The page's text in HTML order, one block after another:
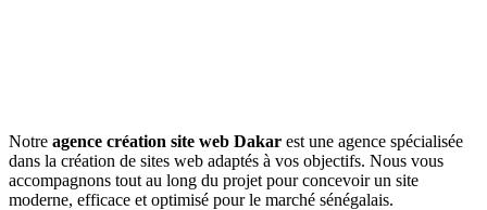
Notre agence création site web Dakar est une agence spécialisée
dans la création de sites web adaptés à vos objectifs. Nous vous
accompagnons tout au long du projet pour concevoir un site
moderne, efficace et optimisé pour le marché sénégalais.